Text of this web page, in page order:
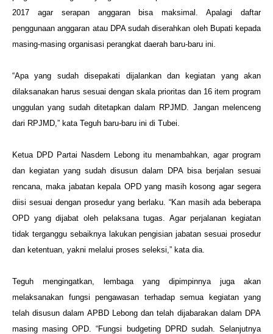
2017 agar serapan anggaran bisa maksimal. Apalagi daftar
penggunaan anggaran atau DPA sudah diserahkan oleh Bupati kepada
masing-masing organisasi perangkat daerah baru-baru ini.
“Apa yang sudah disepakati dijalankan dan kegiatan yang akan
dilaksanakan harus sesuai dengan skala prioritas dan 16 item program
unggulan yang sudah ditetapkan dalam RPJMD. Jangan melenceng
dari RPJMD,” kata Teguh baru-baru ini di Tubei.
Ketua DPD Partai Nasdem Lebong itu menambahkan, agar program
dan kegiatan yang sudah disusun dalam DPA bisa berjalan sesuai
rencana, maka jabatan kepala OPD yang masih kosong agar segera
diisi sesuai dengan prosedur yang berlaku. “Kan masih ada beberapa
OPD yang dijabat oleh pelaksana tugas. Agar perjalanan kegiatan
tidak terganggu sebaiknya lakukanpengisian jabatan sesuai prosedur
dan ketentuan, yakni melalui proses seleksi,” kata dia.
Teguh mengingatkan, lembaga yang dipimpinnya juga akan
melaksanakan fungsi pengawasan terhadap semua kegiatan yang
telahdisusun dalam APBD Lebong dan telah dijabarakan dalam DPA
masing masing OPD. “Fungsi budgeting DPRD sudah. Selanjutnya